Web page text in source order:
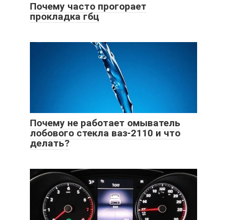
Почему часто прогорает
прокладка гбц
Почему не работает омыватель
лобового стекла ваз-2110 и что
делать?